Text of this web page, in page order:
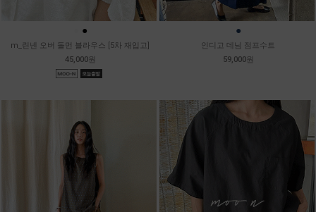
●
m_린넨 오버 돌먼 블라우스 [5차 재입고]
45,000원
●
인디고 데님 점프수트
59,000원